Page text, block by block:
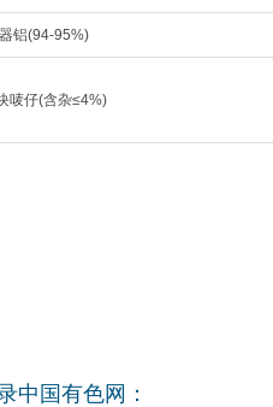
铝(94-95%)
唛仔(含杂≤4%)
中国有色网：